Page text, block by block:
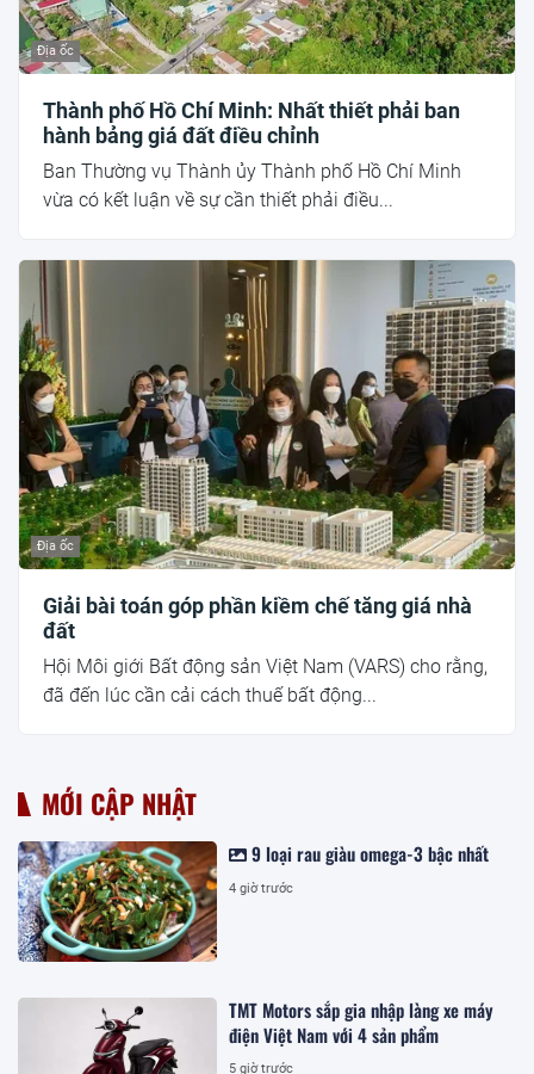
Địa ốc
Thành phố Hồ Chí Minh: Nhất thiết phải ban
hành bảng giá đất điều chỉnh
Ban Thường vụ Thành ủy Thành phố Hồ Chí Minh
vừa có kết luận về sự cần thiết phải điều...
Địa ốc
Giải bài toán góp phần kiềm chế tăng giá nhà
đất
Hội Môi giới Bất động sản Việt Nam (VARS) cho rằng,
đã đến lúc cần cải cách thuế bất động...
MỚI CẬP NHẬT
9 loại rau giàu omega-3 bậc nhất
4 giờ trước
TMT Motors sắp gia nhập làng xe máy
điện Việt Nam với 4 sản phẩm
5 giờ trước